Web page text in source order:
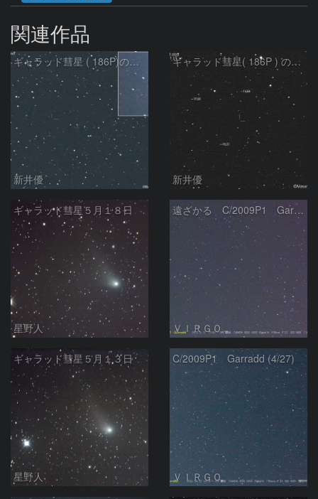
関連作品
ギャラッド彗星 ( 186P)の予報位置：2026/01/27
新井優
ギャラッド彗星( 186P ) の予報位置：2021/07/18
新井優
ギャラッド彗星５月１８日
星野人
遠ざかる C/2009P1 Garradd彗星 （5/11）
ＶＩＲＧＯ
ギャラッド彗星５月１３日
星野人
C/2009P1 Garradd (4/27)
ＶＩＲＧＯ